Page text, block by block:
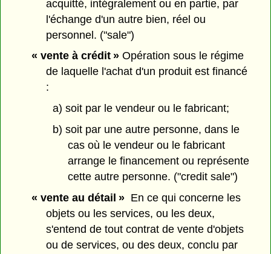
acquitté, intégralement ou en partie, par
l'échange d'un autre bien, réel ou
personnel. ("sale")
« vente à crédit »Opération sous le régime
de laquelle l'achat d'un produit est financé
:
a) soit par le vendeur ou le fabricant;
b) soit par une autre personne, dans le
cas où le vendeur ou le fabricant
arrange le financement ou représente
cette autre personne. ("credit sale")
« vente au détail »En ce qui concerne les
objets ou les services, ou les deux,
s'entend de tout contrat de vente d'objets
ou de services, ou des deux, conclu par